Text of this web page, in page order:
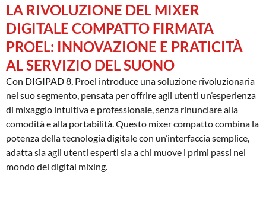
LA RIVOLUZIONE DEL MIXER
DIGITALE COMPATTO FIRMATA
PROEL: INNOVAZIONE E PRATICITÀ
AL SERVIZIO DEL SUONO
Con DIGIPAD 8, Proel introduce una soluzione rivoluzionaria
nel suo segmento, pensata per offrire agli utenti un’esperienza
di mixaggio intuitiva e professionale, senza rinunciare alla
comodità e alla portabilità. Questo mixer compatto combina la
potenza della tecnologia digitale con un’interfaccia semplice,
adatta sia agli utenti esperti sia a chi muove i primi passi nel
mondo del digital mixing.